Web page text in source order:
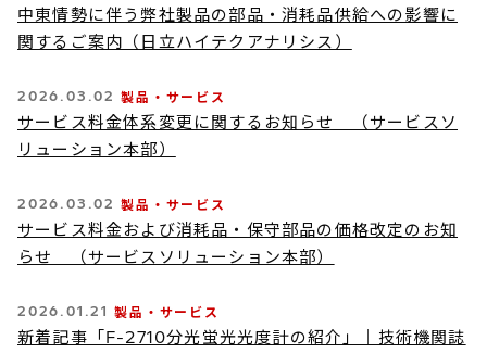
中東情勢に伴う弊社製品の部品・消耗品供給への影響に
関するご案内（日立ハイテクアナリシス）
2026.03.02 製品・サービス
サービス料金体系変更に関するお知らせ （サービスソ
リューション本部）
2026.03.02 製品・サービス
サービス料金および消耗品・保守部品の価格改定のお知
らせ （サービスソリューション本部）
2026.01.21 製品・サービス
新着記事「F-2710分光蛍光光度計の紹介」｜技術機関誌